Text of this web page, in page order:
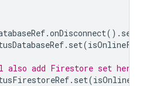
.onDisconnect(). set
. set(
add Firestore set here for
. set(